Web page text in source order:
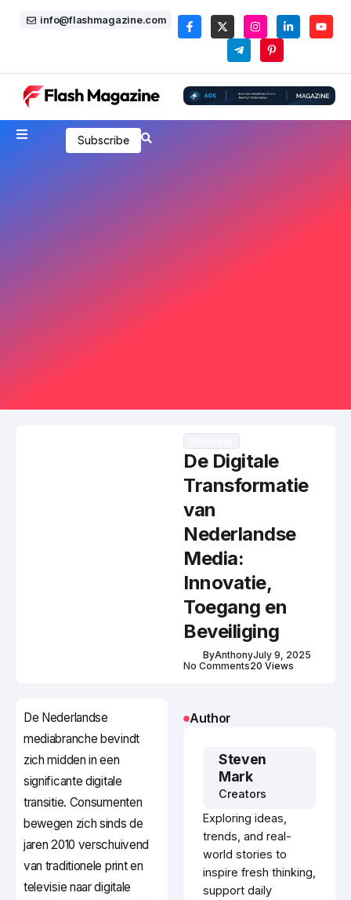
info@flashmagazine.com
Subscribe
De Digitale
Transformatie
van
Nederlandse
Media:
Innovatie,
Toegang en
Beveiliging
ByAnthonyJuly 9, 2025
No Comments20 Views
De Nederlandse
mediabranche bevindt
zich midden in een
significante digitale
transitie. Consumenten
bewegen zich sinds de
jaren 2010 verschuivend
van traditionele print en
televisie naar digitale
Author
Steven
Mark
Creators
Exploring ideas,
trends, and real-
world stories to
inspire fresh thinking,
support daily